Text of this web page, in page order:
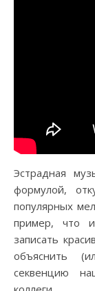
Эстрадная
формулой,
популярных
пример, что
записать
объяснить
секвенцию